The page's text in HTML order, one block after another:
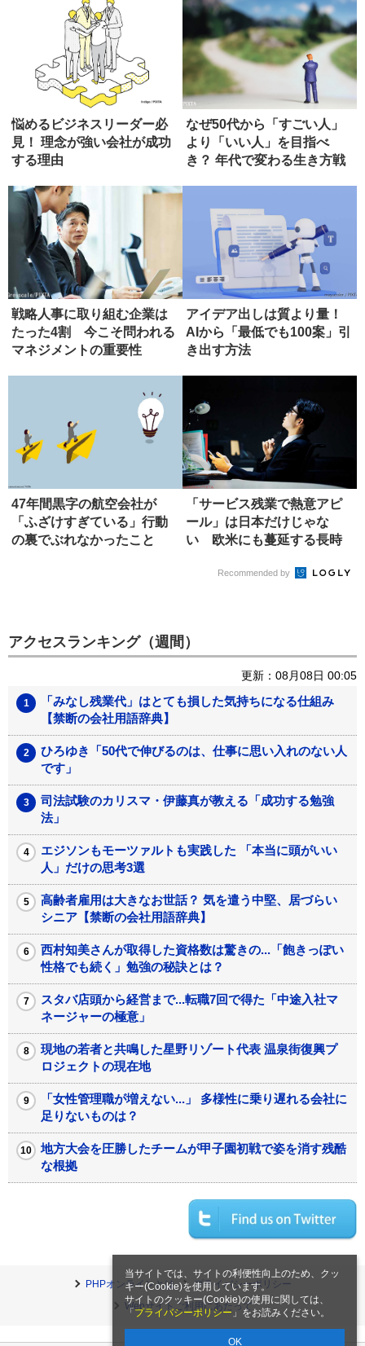
当サイトでは、サイトの利便性向上のため、クッ
キー(Cookie)を使用しています。
サイトのクッキー(Cookie)の使用に関しては、
「 プライバシーポリシー 」をお読みください。
OK
悩めるビジネスリーダー必
見！ 理念が強い会社が成功
する理由
なぜ50代から「すごい人」
より「いい人」を目指べ
き？ 年代で変わる生き方戦
戦略人事に取り組む企業は
たった4割 今こそ問われる
マネジメントの重要性
アイデア出しは質より量！
AIから「最低でも100案」引
き出す方法
47年間黒字の航空会社が
「ふざけすぎている」行動
の裏でぶれなかったこと
「サービス残業で熱意アピ
ール」は日本だけじゃな
い 欧米にも蔓延する長時
Recommended by
アクセスランキング（週間）
更新：08月08日 00:05
「みなし残業代」はとても損した気持ちになる仕組み
【禁断の会社用語辞典】
ひろゆき「50代で伸びるのは、仕事に思い入れのない人
です」
司法試験のカリスマ・伊藤真が教える「成功する勉強
法」
エジソンもモーツァルトも実践した 「本当に頭がいい
人」だけの思考3選
高齢者雇用は大きなお世話？ 気を遣う中堅、居づらい
シニア【禁断の会社用語辞典】
西村知美さんが取得した資格数は驚きの...「飽きっぽい
性格でも続く」勉強の秘訣とは？
スタバ店頭から経営まで...転職7回で得た「中途入社マ
ネージャーの極意」
現地の若者と共鳴した星野リゾート代表 温泉街復興プ
ロジェクトの現在地
「女性管理職が増えない...」 多様性に乗り遅れる会社に
足りないものは？
地方大会を圧勝したチームが甲子園初戦で姿を消す残酷
な根拠
PHPオンラインとは
プライバシーポリシー
Webサイトご利用にあたって